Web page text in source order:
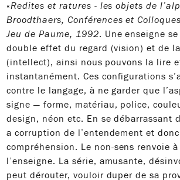
«Redites et ratures - les objets de
Broodthaers, Conférences et
Jeu de Paume, 1992. Une enseigne
double effet du regard (vision) et de
(intellect), ainsi nous pouvons la lire
instantanément. Ces configurations
contre le langage, à ne garder que
signe — forme, matériau, police,
design, néon etc. En se débarrassant
a corruption de l’entendement et
compréhension. Le non-sens renvoie
l’enseigne. La série, amusante,
peut dérouter, vouloir duper de sa